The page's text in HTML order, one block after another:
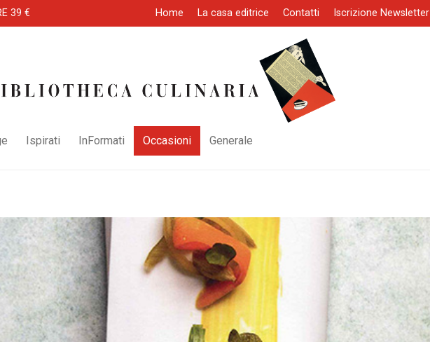
39 € Home La casa editrice Contatti Iscrizione Newsletter
Ispirati InFormati Occasioni Generale